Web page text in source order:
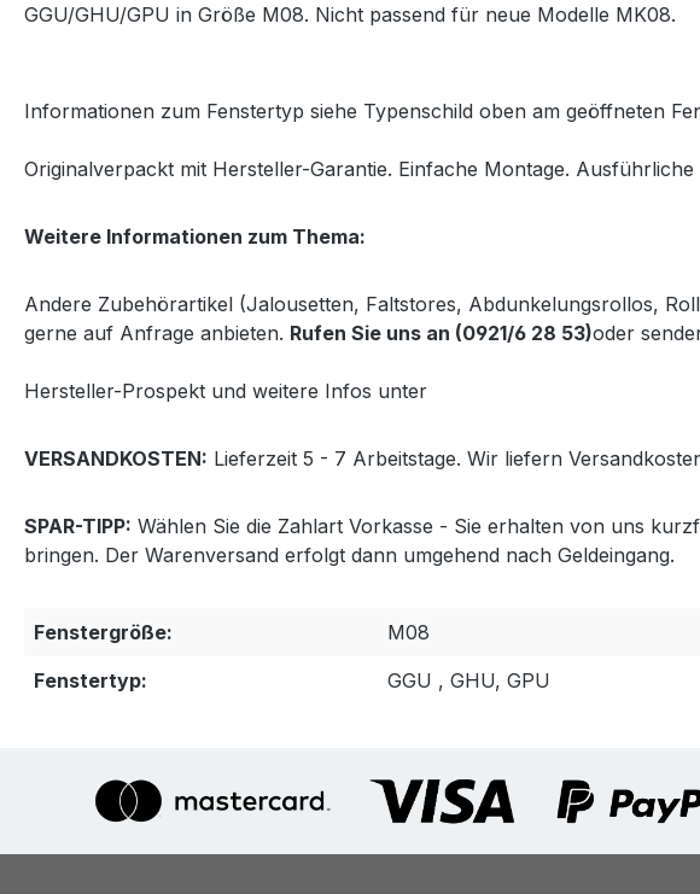
GGU/GHU/GPU in Größe M08. Nicht passend für neue Modelle MK08.
Informationen zum Fenstertyp siehe Typenschild oben am geöffneten
Originalverpackt mit Hersteller-Garantie. Einfache Montage. Ausführliche
Weitere Informationen zum Thema:
Andere Zubehörartikel (Jalousetten, Faltstores, Abdunkelungsrollos,
gerne auf Anfrage anbieten. Rufen Sie uns an (0921/6 28 53)oder
Hersteller-Prospekt und weitere Infos unter
VERSANDKOSTEN: Lieferzeit 5 - 7 Arbeitstage. Wir liefern
SPAR-TIPP: Wählen Sie die Zahlart Vorkasse - Sie erhalten von uns
bringen. Der Warenversand erfolgt dann umgehend nach Geldeingang.
Fenstergröße:
M08
Fenstertyp:
GGU , GHU, GPU